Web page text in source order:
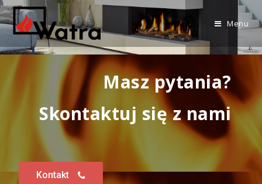
Menu
Masz pytania?
Skontaktuj się z nami
Kontakt